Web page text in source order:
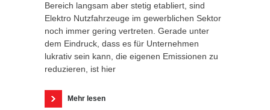
Bereich langsam aber stetig etabliert, sind
Elektro Nutzfahrzeuge im gewerblichen Sektor
noch immer gering vertreten. Gerade unter
dem Eindruck, dass es für Unternehmen
lukrativ sein kann, die eigenen Emissionen zu
reduzieren, ist hier
Mehr lesen